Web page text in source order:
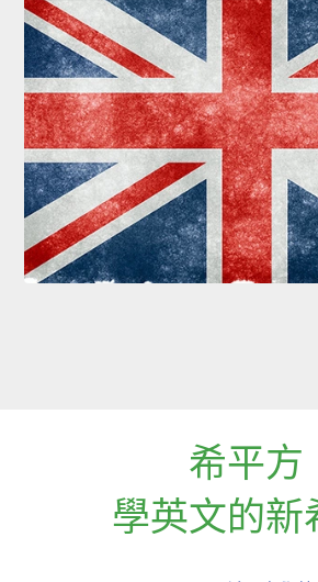
希平方
學英文的新